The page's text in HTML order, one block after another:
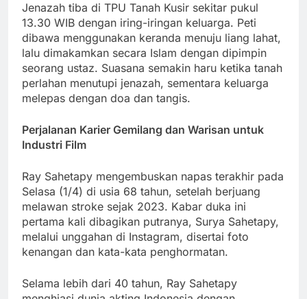
Jenazah tiba di TPU Tanah Kusir sekitar pukul
13.30 WIB dengan iring-iringan keluarga. Peti
dibawa menggunakan keranda menuju liang lahat,
lalu dimakamkan secara Islam dengan dipimpin
seorang ustaz. Suasana semakin haru ketika tanah
perlahan menutupi jenazah, sementara keluarga
melepas dengan doa dan tangis.
Perjalanan Karier Gemilang dan Warisan untuk
Industri Film
Ray Sahetapy mengembuskan napas terakhir pada
Selasa (1/4) di usia 68 tahun, setelah berjuang
melawan stroke sejak 2023. Kabar duka ini
pertama kali dibagikan putranya, Surya Sahetapy,
melalui unggahan di Instagram, disertai foto
kenangan dan kata-kata penghormatan.
Selama lebih dari 40 tahun, Ray Sahetapy